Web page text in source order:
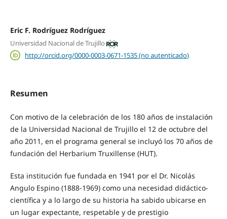
Eric F. Rodríguez Rodríguez
Universidad Nacional de Trujillo
http://orcid.org/0000-0003-0671-1535 (no autenticado)
Resumen
Con motivo de la celebración de los 180 años de instalación
de la Universidad Nacional de Trujillo el 12 de octubre del
año 2011, en el programa general se incluyó los 70 años de
fundación del Herbarium Truxillense (HUT).
Esta institución fue fundada en 1941 por el Dr. Nicolás
Angulo Espino (1888-1969) como una necesidad didáctico-
científica y a lo largo de su historia ha sabido ubicarse en
un lugar expectante, respetable y de prestigio